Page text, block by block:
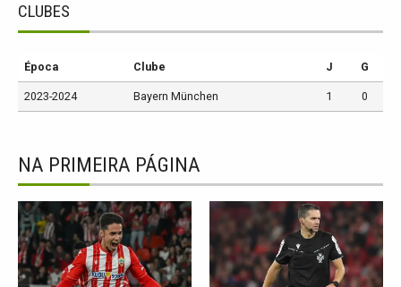
CLUBES
Época Clube J G
2023-2024 Bayern München 1 0
NA PRIMEIRA PÁGINA